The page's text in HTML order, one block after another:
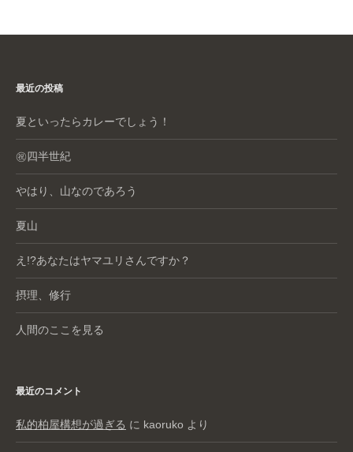
最近の投稿
夏といったらカレーでしょう！
㊗️四半世紀
やはり、山なのであろう
夏山
え!?あなたはヤマユリさんですか？
摂理、修行
人間のここを見る
最近のコメント
私的柏屋構想が過ぎる に kaoruko より